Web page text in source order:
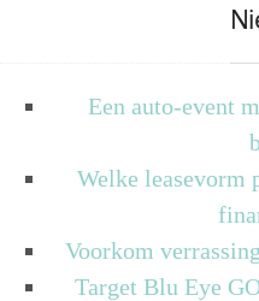
Een auto-event
Welke leasevorm
Voorkom
Target Blu Eye